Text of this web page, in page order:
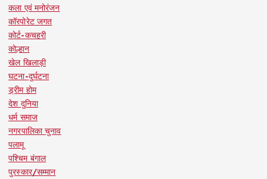
कला एवं मनोरंजन
कॉरपोरेट जगत
कोर्ट-कचहरी
कोल्हान
खेल खिलाड़ी
घटना-दुर्घटना
ड्रीम होम
देश दुनिया
धर्म समाज
नगरपालिका चुनाव
पलामू
पश्चिम बंगाल
पुरस्कार/सम्मान